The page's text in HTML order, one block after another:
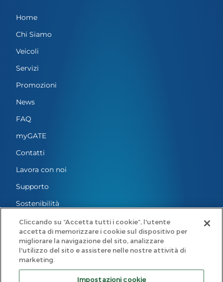
Home
Chi Siamo
Veicoli
Servizi
Promozioni
News
FAQ
myGATE
Contatti
Lavora con noi
Supporto
Sostenibilità
Informativa Privacy
Impostazioni cookie
Note Legali
Codice di condotta
Cliccando su “Accetta tutti i cookie”, l'utente
accetta di memorizzare i cookie sul dispositivo per
migliorare la navigazione del sito, analizzare
l'utilizzo del sito e assistere nelle nostre attività di
marketing.
Impostazioni cookie